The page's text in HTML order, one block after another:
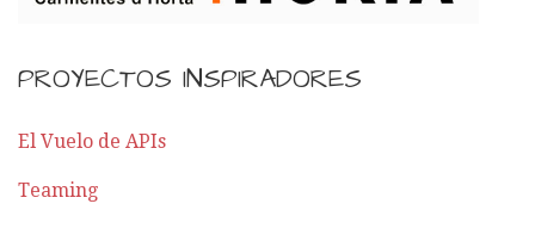
PROYECTOS INSPIRADORES
El Vuelo de APIs
Teaming